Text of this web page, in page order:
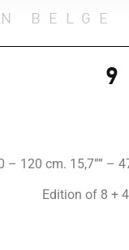
BELGE
120 cm. 15,7”” –
Edition of 8 + 4